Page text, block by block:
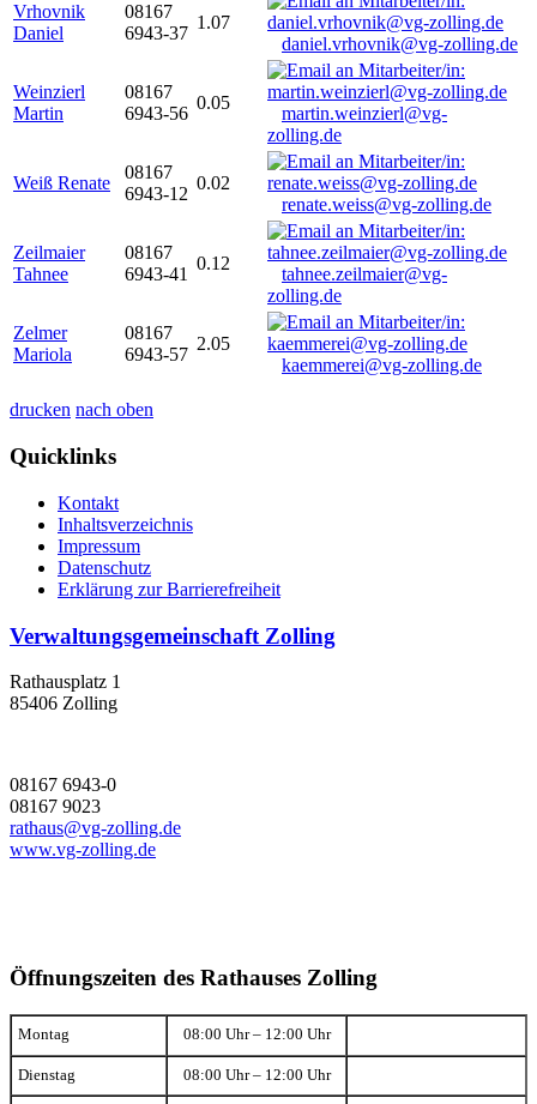
Vrhovnik
Daniel
08167
6943-37
1.07
daniel.vrhovnik@vg-zolling.de
Weinzierl
Martin
08167
6943-56
0.05
martin.weinzierl@vg-
zolling.de
Weiß Renate
08167
6943-12
0.02
renate.weiss@vg-zolling.de
Zeilmaier
Tahnee
08167
6943-41
0.12
tahnee.zeilmaier@vg-
zolling.de
Zelmer
Mariola
08167
6943-57
2.05
kaemmerei@vg-zolling.de
drucken nach oben
Quicklinks
Kontakt
Inhaltsverzeichnis
Impressum
Datenschutz
Erklärung zur Barrierefreiheit
Verwaltungsgemeinschaft Zolling
Rathausplatz 1
85406 Zolling
08167 6943-0
08167 9023
rathaus@vg-zolling.de
www.vg-zolling.de
Öffnungszeiten des Rathauses Zolling
Montag 08:00 Uhr – 12:00 Uhr
Dienstag 08:00 Uhr – 12:00 Uhr